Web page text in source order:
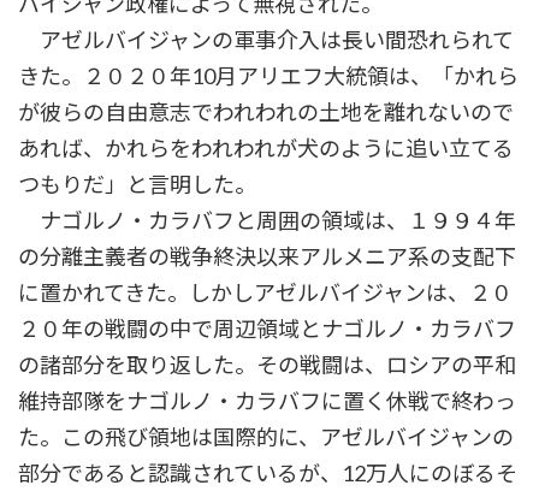
アゼルバイジャンの軍事介入は長い間恐れられて
きた。２０２０年10月アリエフ大統領は、「かれら
が彼らの自由意志でわれわれの土地を離れないので
あれば、かれらをわれわれが犬のように追い立てる
つもりだ」と言明した。
ナゴルノ・カラバフと周囲の領域は、１９９４年
の分離主義者の戦争終決以来アルメニア系の支配下
に置かれてきた。しかしアゼルバイジャンは、２０
２０年の戦闘の中で周辺領域とナゴルノ・カラバフ
の諸部分を取り返した。その戦闘は、ロシアの平和
維持部隊をナゴルノ・カラバフに置く休戦で終わっ
た。この飛び領地は国際的に、アゼルバイジャンの
部分であると認識されているが、12万人にのぼるそ